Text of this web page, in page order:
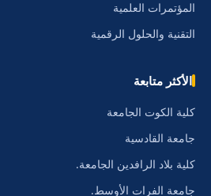
المؤتمرات العلمية
التقنية والحلول الرقمية
الأكثر متابعة
كلية الكوت الجامعة
جامعة القادسية
كلية بلاد الرافدين الجامعة.
جامعة الفرات الأوسط.